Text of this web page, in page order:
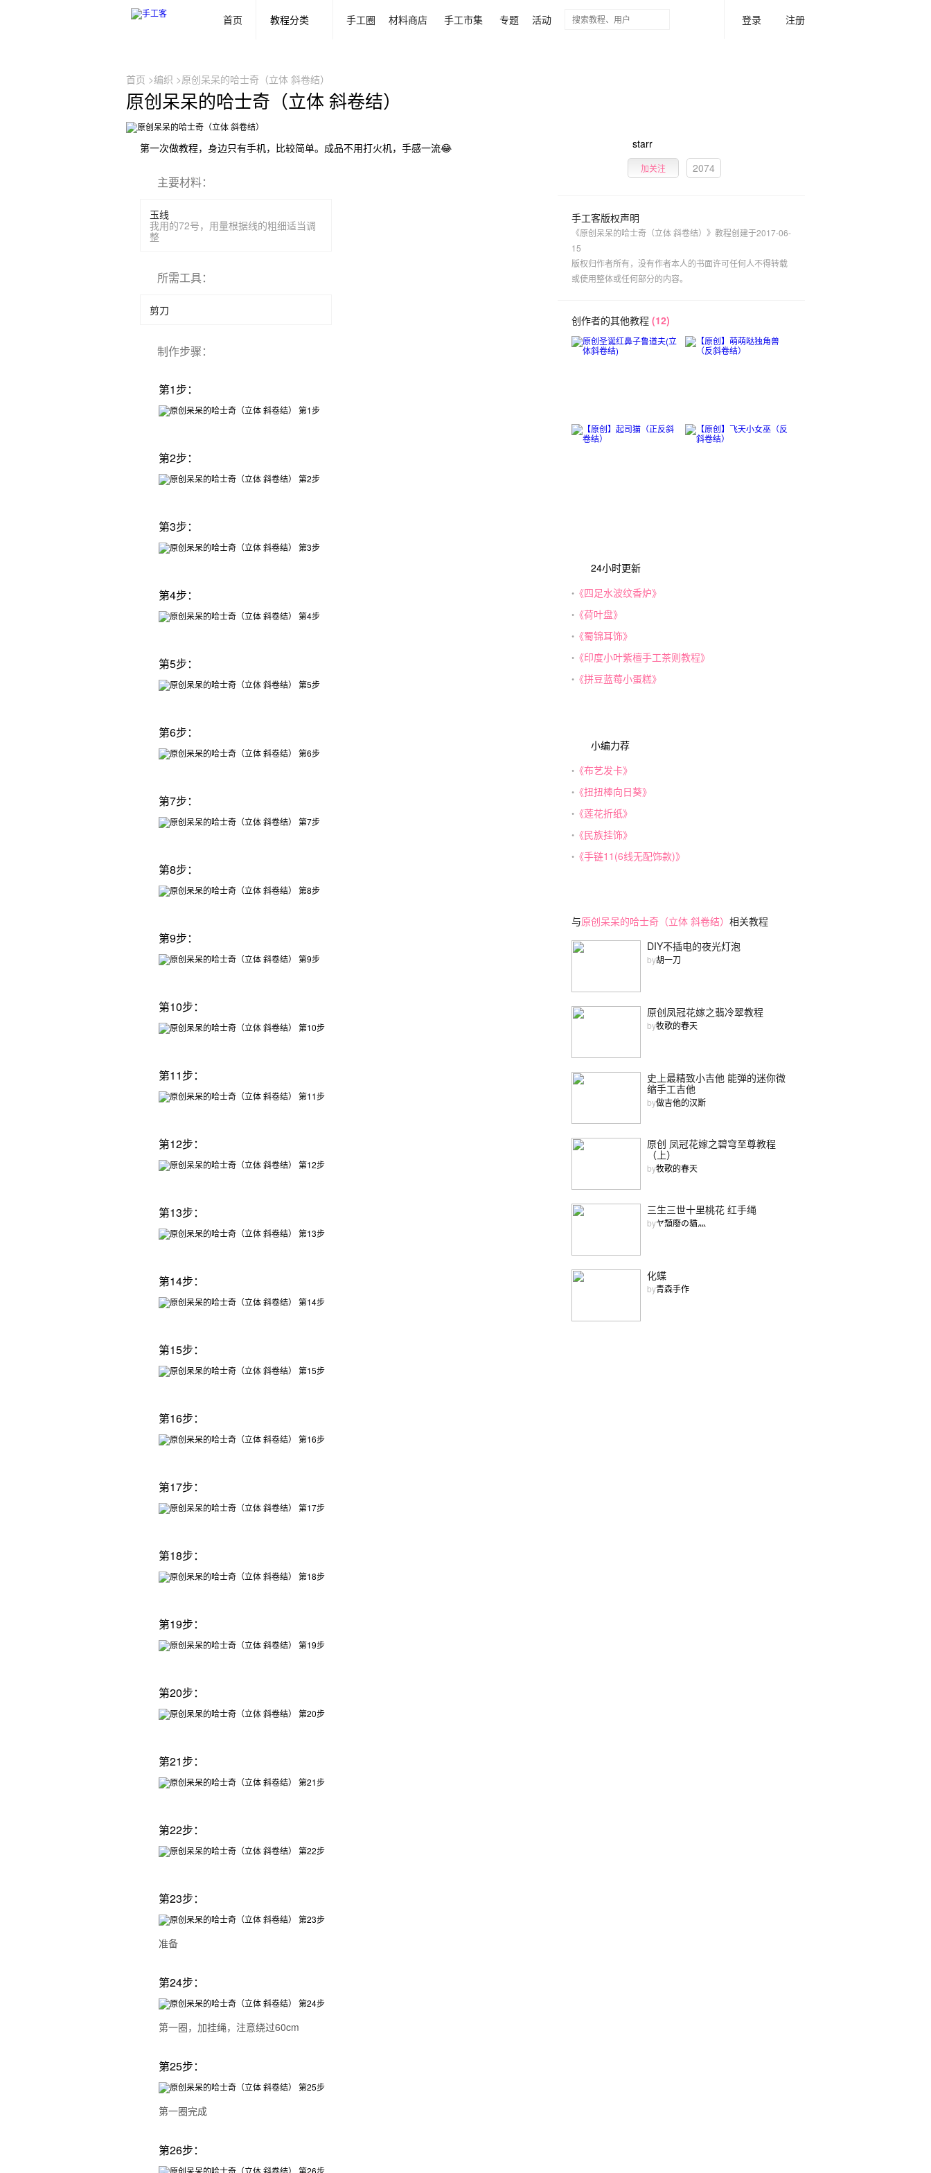
首页 教程分类 手工圈 材料商店 手工市集 专题 活动 登录 注册
首页 >编织 >原创呆呆的哈士奇（立体 斜卷结）
原创呆呆的哈士奇（立体 斜卷结）
第一次做教程，身边只有手机，比较简单。成品不用打火机，手感一流😂
主要材料：
玉线
我用的72号，用量根据线的粗细适当调
整
所需工具：
剪刀
制作步骤：
第1步：
第2步：
第3步：
第4步：
第5步：
第6步：
第7步：
第8步：
第9步：
第10步：
第11步：
第12步：
第13步：
第14步：
第15步：
第16步：
第17步：
第18步：
第19步：
第20步：
第21步：
第22步：
第23步：
准备
第24步：
第一圈，加挂绳，注意绕过60cm
第25步：
第一圈完成
第26步：
starr
加关注 2074
手工客版权声明
《原创呆呆的哈士奇（立体 斜卷结）》教程创建于2017-06-
15
版权归作者所有，没有作者本人的书面许可任何人不得转载
或使用整体或任何部分的内容。
创作者的其他教程 (12)
24小时更新
• 《四足水波纹香炉》
• 《荷叶盘》
• 《蜀锦耳饰》
• 《印度小叶紫檀手工茶则教程》
• 《拼豆蓝莓小蛋糕》
小编力荐
• 《布艺发卡》
• 《扭扭棒向日葵》
• 《莲花折纸》
• 《民族挂饰》
• 《手链11(6线无配饰款)》
与原创呆呆的哈士奇（立体 斜卷结） 相关教程
DIY不插电的夜光灯泡
by胡一刀
原创凤冠花嫁之翡冷翠教程
by牧歌的春天
史上最精致小吉他 能弹的迷你微
缩手工吉他
by做吉他的汉斯
原创 凤冠花嫁之碧穹至尊教程
（上）
by牧歌的春天
三生三世十里桃花 红手绳
byヤ頹廢の貓灬
化蝶
by青森手作